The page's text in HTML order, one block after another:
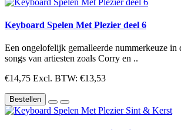
Keyboard Spelen Met Plezier deel 6
Een ongelofelijk gemalleerde nummerkeuze
songs van artiesten zoals Corry en ..
€14,75 Excl. BTW: €13,53
Bestellen